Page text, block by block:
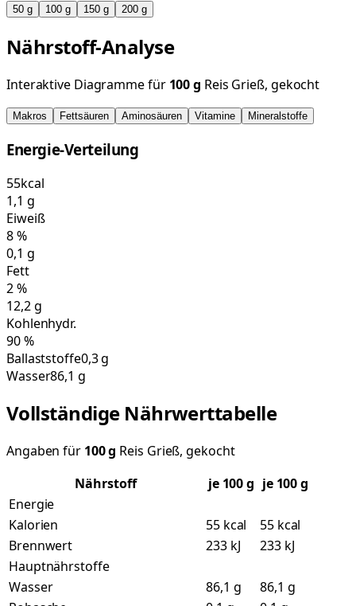
50 g 100 g 150 g 200 g
Nährstoff-Analyse
Interaktive Diagramme für 100g Reis Grieß, gekocht
Makros Fettsäuren Aminosäuren Vitamine Mineralstoffe
Energie-Verteilung
55kcal
1,1 g
Eiweiß
8%
0,1 g
Fett
2%
12,2g
Kohlenhydr.
90%
Ballaststoffe0,3 g
Wasser86,1 g
Vollständige Nährwerttabelle
Angaben für 100g Reis Grieß, gekocht
Nährstoff
je 100g je 100 g
Energie
Kalorien
55 kcal
55 kcal
Brennwert
233 kJ
233 kJ
Hauptnährstoffe
Wasser
86,1 g
86,1 g